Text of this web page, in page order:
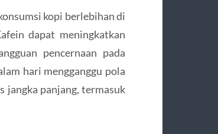
kopi berlebihan di
dapat meningkatkan
pencernaan pada
hari mengganggu pola
panjang, termasuk